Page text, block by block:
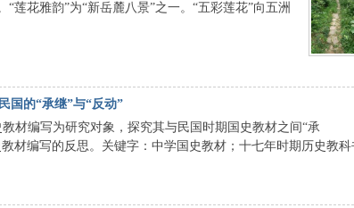
莲花雅韵”为“新岳麓八景”之一。“五彩莲花”向五洲
国的“承继”与“反动”
材编写为研究对象，探究其与民国时期国史教材之间“承
材编写的反思。关键字：中学国史教材；十七年时期历史教科